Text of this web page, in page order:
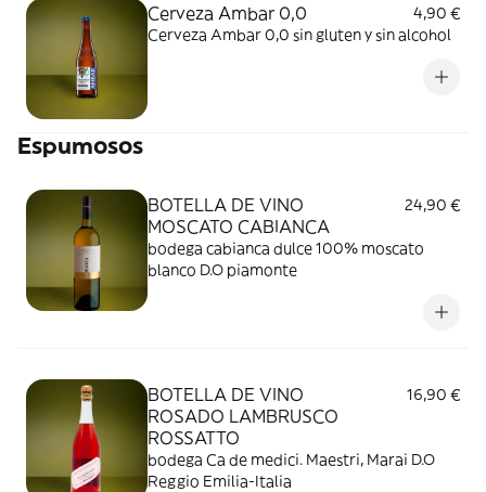
Cerveza Ambar 0,0
4,90 €
Cerveza Ambar 0,0 sin gluten y sin alcohol
Espumosos
BOTELLA DE VINO
MOSCATO CABIANCA
24,90 €
bodega cabianca dulce 100% moscato
blanco D.O piamonte
BOTELLA DE VINO
ROSADO LAMBRUSCO
ROSSATTO
16,90 €
bodega Ca de medici. Maestri, Marai D.O
Reggio Emilia-Italia